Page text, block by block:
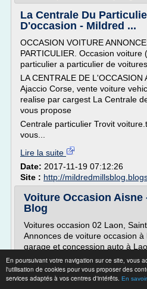
En poursuivant votre navigation sur ce site, vous
l'utilisation de cookies pour vous proposer des
services adaptés à vos centres d'intérêts. En
La Centrale Du
D'occasion - Mildred ...
OCCASION VOITURE
PARTICULIER. Occasion
particulier a particulier de
LA CENTRALE DE
Ajaccio Corse, vente voiture
realise par cargest La Centrale
vous propose
Centrale particulier Trovit
vous...
Lire la suite
Date: 2017-11-19 07:12:26
Site : http://
Voiture Occasion Aisne
Blog
Voitures occasion 02 Laon,
Annonces de voiture occasion à
garage et concession auto à
Soissons, Château Thierry et
Aisne Occasion aisne Ouest
Achat Vente aisne Annonces de